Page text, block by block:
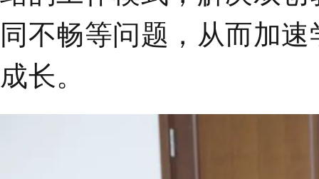
同不畅等问题，从而加
成长。